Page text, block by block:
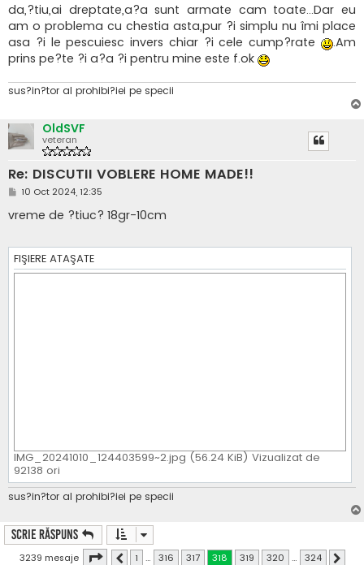
da,?tiu,ai dreptate,a?a sunt armate cam toate...Dar eu
am o problema cu chestia asta,pur ?i simplu nu îmi place
asa ?i le pescuiesc invers chiar ?i cele cump?rate
.Am
prins pe?te ?i a?a ?i pentru mine este f.ok
sus?in?tor al prohibi?iei pe specii
OldSVF
veteran
Re: DISCUTII VOBLERE HOME MADE!!
M
s
a
10 Oct 2024, 12:35
vreme de ?tiuc? 18gr-10cm
FIŞIERE ATAŞATE
IMG_20241010_124403599~2.jpg (56.24 KiB) Vizualizat de
92138 ori
sus?in?tor al prohibi?iei pe specii
Scrie răspuns
3239 mesaje Pagina din324
Anterior
1 … 316 317 318 319 320 … 324